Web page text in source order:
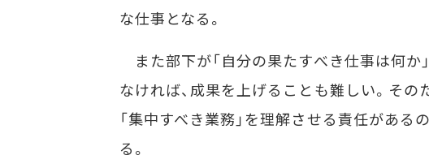
な仕事となる。
また部下が「自分の果たすべき仕事は何か
なければ、成果を上げることも難しい。その
「集中すべき業務」を理解させる責任がある
る。